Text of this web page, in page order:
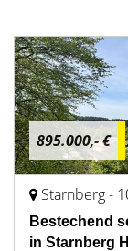
895.000,- €
Starnberg -
Bestechend
in Starnberg